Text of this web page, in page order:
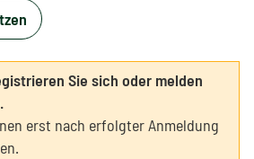
Sie sich oder melden
erst nach erfolgter Anmeldung